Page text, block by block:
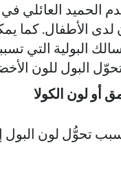
الحميد العائلي
لدى الأطفال. كما
البولية التي
البول للون
أو لون الكولا
تحوُّل لون البول